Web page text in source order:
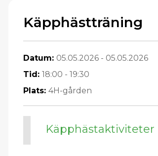
Käpphästträning
Datum: 05.05.2026 - 05.05.2026
Tid: 18:00 - 19:30
Plats: 4H-gården
Käpphästaktiviteter